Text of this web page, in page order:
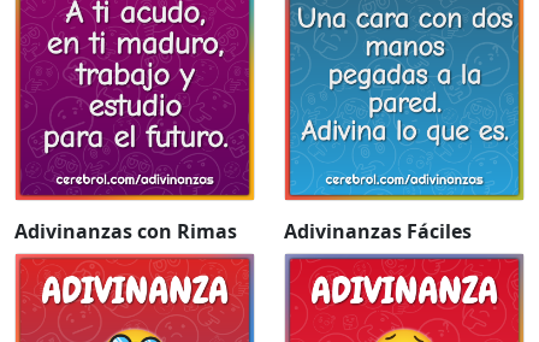
Adivinanzas con Rimas Adivinanzas Fáciles